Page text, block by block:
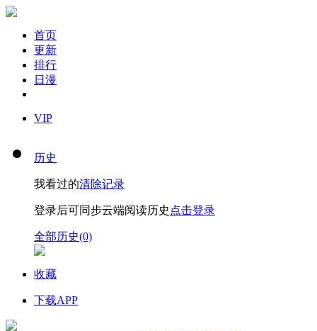
首页
更新
排行
日漫
VIP
历史
我看过的清除记录
登录后可同步云端阅读历史 点击登录
全部历史(0)
收藏
下载APP